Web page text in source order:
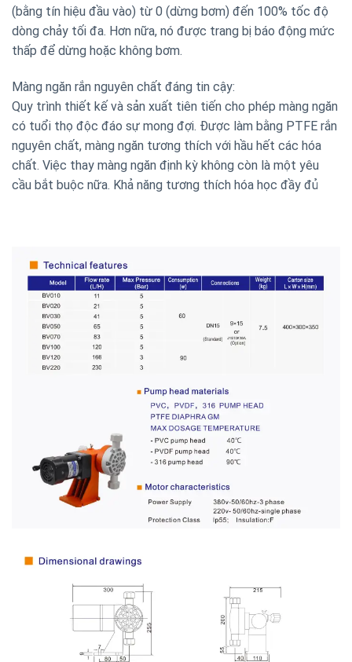
(bằng tín hiệu đầu vào) từ 0 (dừng bơm) đến 100% tốc độ
dòng chảy tối đa. Hơn nữa, nó được trang bị báo động mức
thấp để dừng hoặc không bơm.
Màng ngăn rắn nguyên chất đáng tin cậy:
Quy trình thiết kế và sản xuất tiên tiến cho phép màng ngăn
có tuổi thọ độc đáo sự mong đợi. Được làm bằng PTFE rắn
nguyên chất, màng ngăn tương thích với hầu hết các hóa
chất. Việc thay màng ngăn định kỳ không còn là một yêu
cầu bắt buộc nữa. Khả năng tương thích hóa học đầy đủ